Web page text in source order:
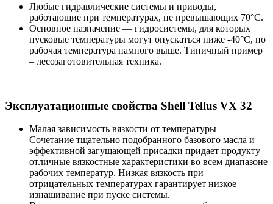
Любые гидравлические системы и приводы,
работающие при температурах, не превышающих 70°C.
Основное назначение — гидросистемы, для которых
пусковые температуры могут опускаться ниже -40°C, но
рабочая температура намного выше. Типичный пример
– лесозаготовительная техника.
Эксплуатационные свойства Shell Tellus VX 32
Малая зависимость вязкости от температуры
Сочетание тщательно подобранного базового масла и
эффективной загущающей присадки придает продукту
отличные вязкостные характеристики во всем диапазоне
рабочих температур. Низкая вязкость при
отрицательных температурах гарантирует низкое
изнашивание при пуске системы.